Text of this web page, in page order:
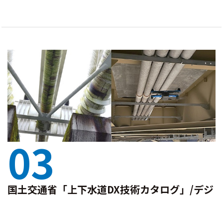
03
国土交通省「上下水道DX技術カタログ」/デジ